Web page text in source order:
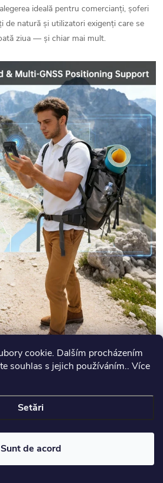
cookie. Dalším procházením
souhlas s jejich používáním.. Více
Setări
Sunt de acord
ideală pentru comercianți, șoferi
de natură și utilizatori exigenți care se
ziua — și chiar mai mult.